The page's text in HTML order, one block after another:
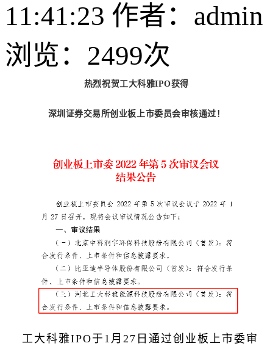
11:41:23 作者：admin
浏览： 2499次
热烈祝贺工大科雅IPO获得
深圳证券交易所创业板上市委员会审核通过！
工大科雅IPO于1月27日通过创业板上市委审